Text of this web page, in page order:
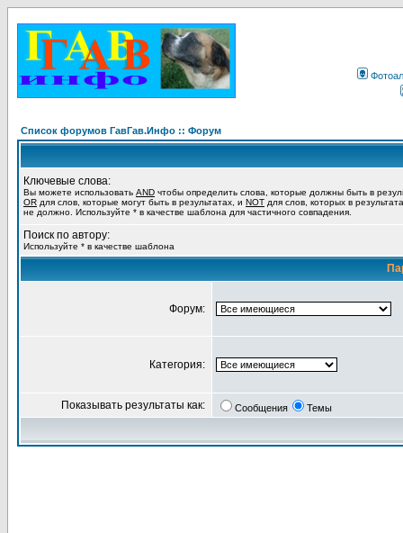
Список форумов ГавГав.Инфо :: Форум
Ключевые слова:
Вы можете использовать AND чтобы определить слова, которые должны быть в
OR для слов, которые могут быть в результатах, и NOT для слов, которых в
не должно. Используйте * в качестве шаблона для частичного совпадения.
Поиск по автору:
Используйте * в качестве шаблона
Форум:
Категория:
Показывать результаты как: Сообщения Темы